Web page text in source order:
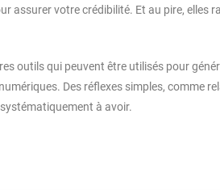
assurer votre crédibilité. Et au pire, elles
outils qui peuvent être utilisés pour
Des réflexes simples, comme
à avoir.